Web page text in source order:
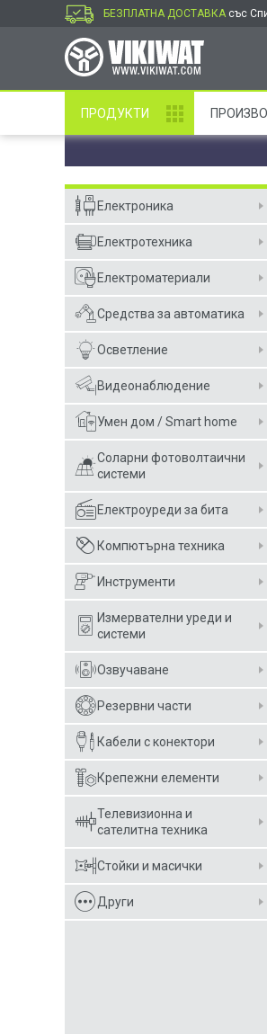
БЕЗПЛАТНА ДОСТАВКА със
ПРОДУКТИ
Електроника
Електротехника
Електроматериали
Средства за автоматика
Осветление
Видеонаблюдение
Умен дом / Smart home
Соларни фотоволтаични
системи
Електроуреди за бита
Компютърна техника
Инструменти
Измервателни уреди и
системи
Озвучаване
Резервни части
Кабели с конектори
Крепежни елементи
Телевизионна и
сателитна техника
Стойки и масички
Други